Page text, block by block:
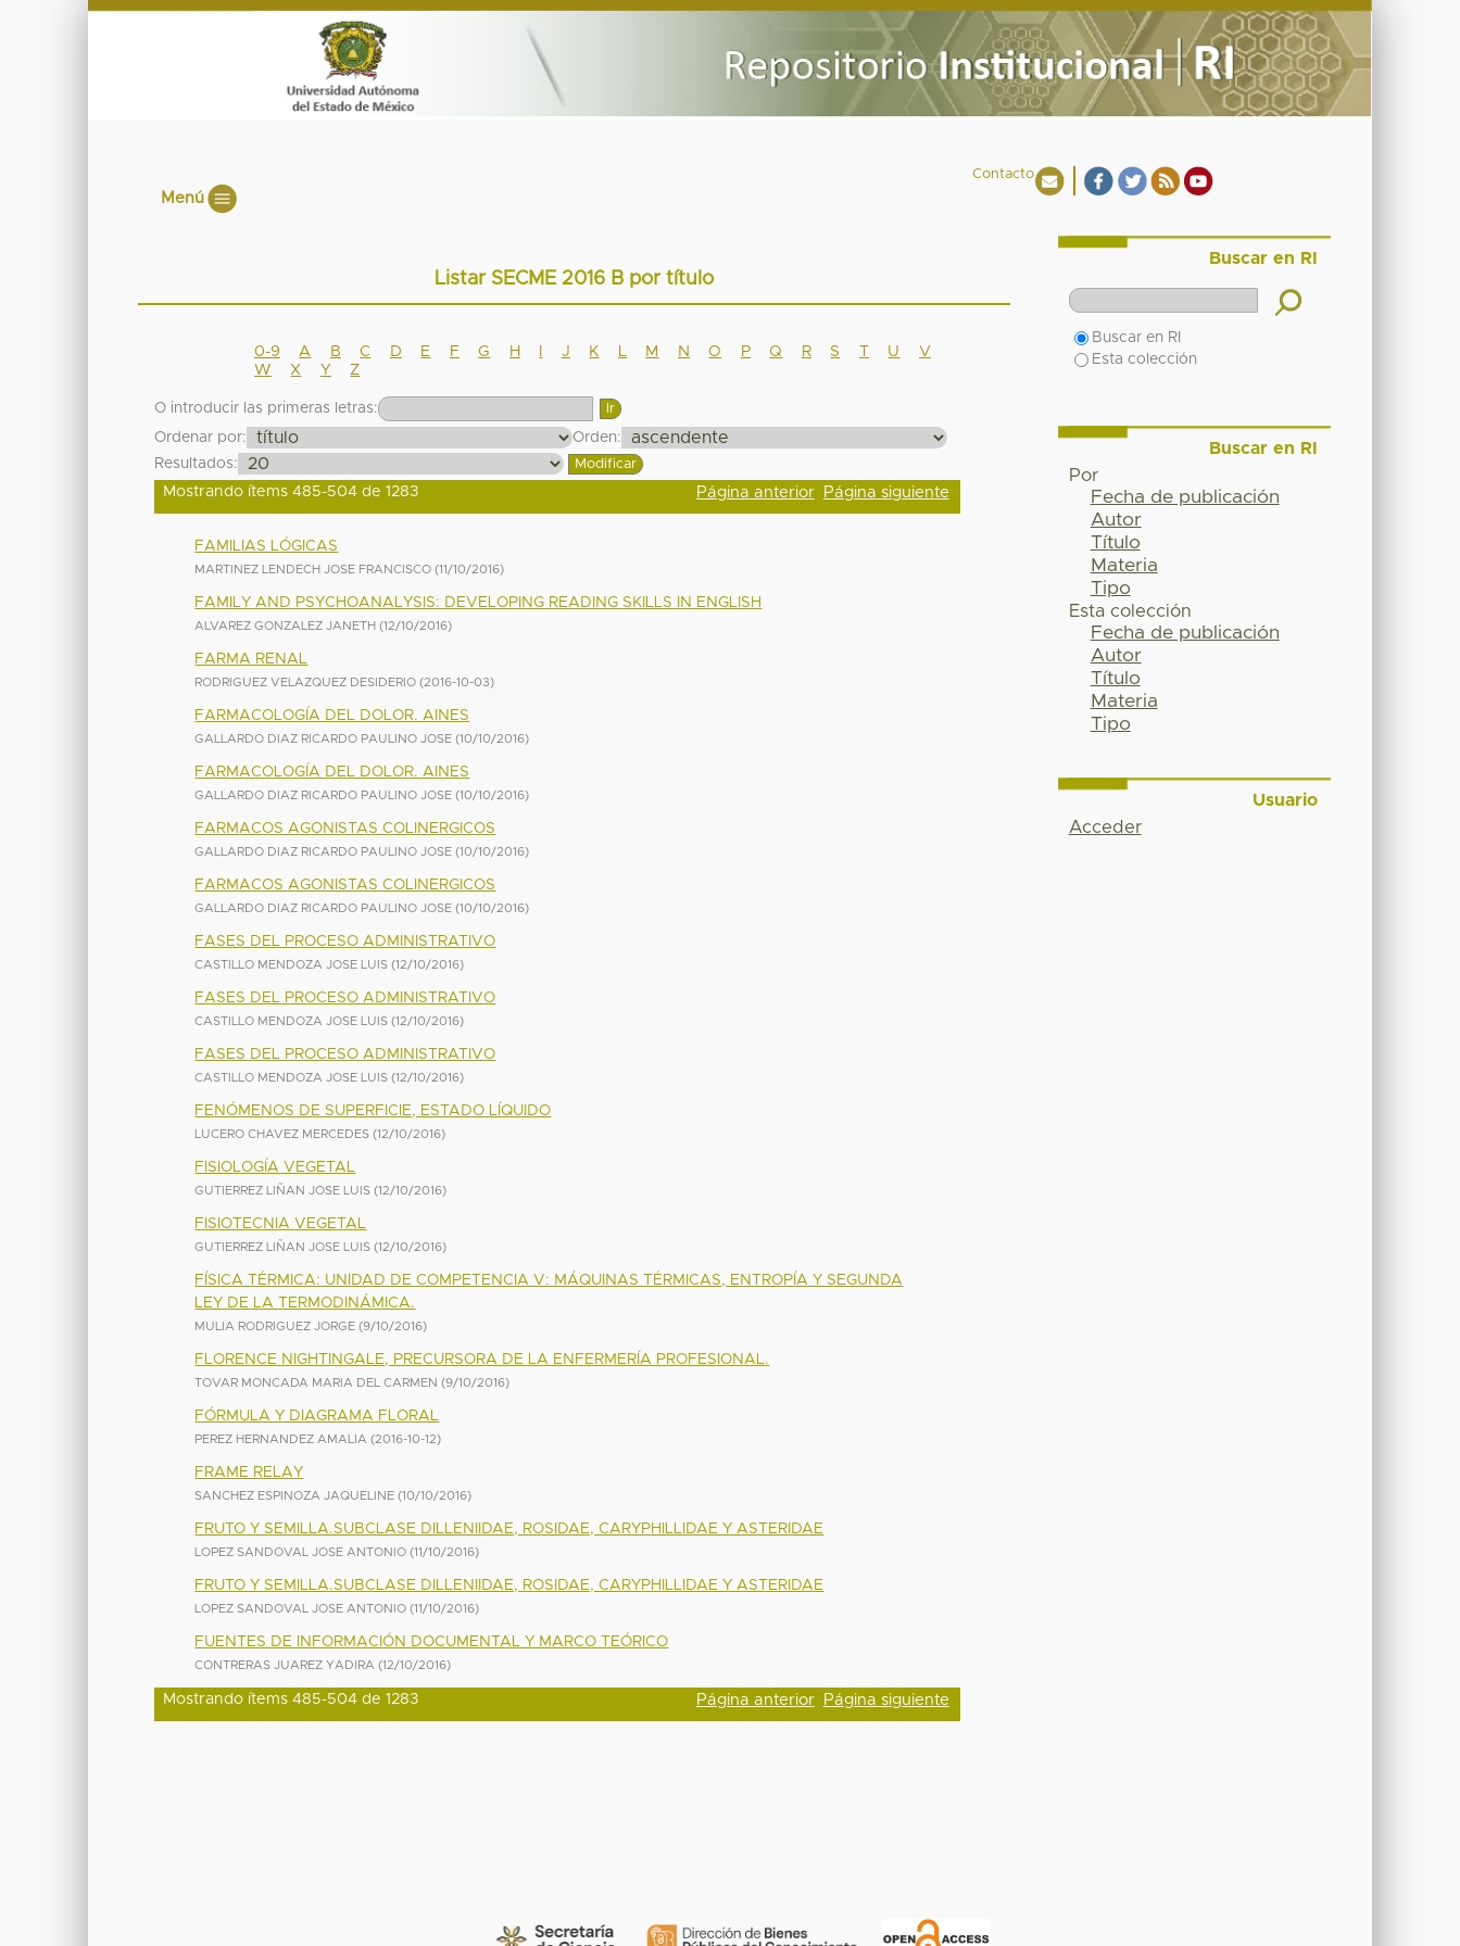
Contacto
Menú
Listar SECME 2016 B por título
0-9 A B C D E F G H J K M N O P Q R S T U
V
W
X Y Z
O introducir las primeras letras:
Ordenar por:
Orden:
Resultados:
Mostrando ítems 485-504 de 1283
Página anterior Página siguiente
FAMILIAS LÓGICAS
MARTINEZ LENDECH JOSE FRANCISCO (11/10/2016)
FAMILY AND PSYCHOANALYSIS: DEVELOPING READING SKILLS IN ENGLISH
ALVAREZ GONZALEZ JANETH (12/10/2016)
FARMA RENAL
RODRIGUEZ VELAZQUEZ DESIDERIO (2016-10-03)
FARMACOLOGÍA DEL DOLOR. AINES
GALLARDO DIAZ RICARDO PAULINO JOSE (10/10/2016)
FARMACOLOGÍA DEL DOLOR. AINES
GALLARDO DIAZ RICARDO PAULINO JOSE (10/10/2016)
FARMACOS AGONISTAS COLINERGICOS
GALLARDO DIAZ RICARDO PAULINO JOSE (10/10/2016)
FARMACOS AGONISTAS COLINERGICOS
GALLARDO DIAZ RICARDO PAULINO JOSE (10/10/2016)
FASES DEL PROCESO ADMINISTRATIVO
CASTILLO MENDOZA JOSE LUIS (12/10/2016)
FASES DEL PROCESO ADMINISTRATIVO
CASTILLO MENDOZA JOSE LUIS (12/10/2016)
FASES DEL PROCESO ADMINISTRATIVO
CASTILLO MENDOZA JOSE LUIS (12/10/2016)
FENÓMENOS DE SUPERFICIE, ESTADO LÍQUIDO
LUCERO CHAVEZ MERCEDES (12/10/2016)
FISIOLOGÍA VEGETAL
GUTIERREZ LIÑAN JOSE LUIS (12/10/2016)
FISIOTECNIA VEGETAL
GUTIERREZ LIÑAN JOSE LUIS (12/10/2016)
FÍSICA TÉRMICA: UNIDAD DE COMPETENCIA V: MÁQUINAS TÉRMICAS, ENTROPÍA Y SEGUNDA
LEY DE LA TERMODINÁMICA.
MULIA RODRIGUEZ JORGE (9/10/2016)
FLORENCE NIGHTINGALE, PRECURSORA DE LA ENFERMERÍA PROFESIONAL.
TOVAR MONCADA MARIA DEL CARMEN (9/10/2016)
FÓRMULA Y DIAGRAMA FLORAL
PEREZ HERNANDEZ AMALIA (2016-10-12)
FRAME RELAY
SANCHEZ ESPINOZA JAQUELINE (10/10/2016)
FRUTO Y SEMILLA.SUBCLASE DILLENIIDAE, ROSIDAE, CARYPHILLIDAE Y ASTERIDAE
LOPEZ SANDOVAL JOSE ANTONIO (11/10/2016)
FRUTO Y SEMILLA.SUBCLASE DILLENIIDAE, ROSIDAE, CARYPHILLIDAE Y ASTERIDAE
LOPEZ SANDOVAL JOSE ANTONIO (11/10/2016)
FUENTES DE INFORMACIÓN DOCUMENTAL Y MARCO TEÓRICO
CONTRERAS JUAREZ YADIRA (12/10/2016)
Mostrando ítems 485-504 de 1283 Página anterior Página siguiente
Buscar en RI
Buscar en RI
Esta colección
Buscar en RI
Por
Fecha de publicación
Autor
Título
Materia
Tipo
Esta colección
Fecha de publicación
Autor
Título
Materia
Tipo
Usuario
Acceder